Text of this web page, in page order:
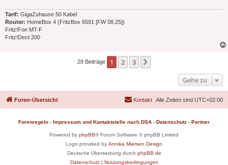
Tarif: GigaZuhause 50 Kabel
Router: HomeBox 4 (FritzBox 6591 [FW 08.25])
Fritz!Fon MT-F
Fritz!Dect 200
28 Beiträge 1 2 3
Gehe zu
Foren-Übersicht Alle Zeiten sind UTC+02:00
Kontakt
Forenregeln - Impressum und Kontaktstelle nach DSA - Datenschutz - Partner
Powered by phpBB® Forum Software © phpBB Limited
Logo provided by Annika Miersen Design
Deutsche Übersetzung durch phpBB.de
Datenschutz| Nutzungsbedingungen